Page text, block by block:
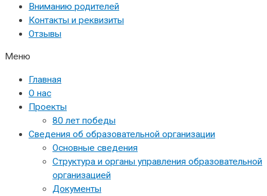
Вниманию родителей
Контакты и реквизиты
Отзывы
Меню
Главная
О нас
Проекты
80 лет победы
Сведения об образовательной организации
Основные сведения
Структура и органы управления образовательной
организацией
Документы